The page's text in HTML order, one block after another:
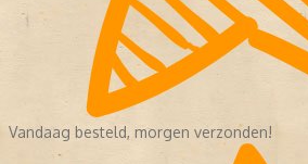
Vandaag besteld, morgen verzonden!